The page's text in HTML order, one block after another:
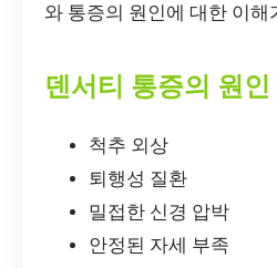
와 통증의 원인에 대한 이해
덴서티 통증의 원인
척추 외상
퇴행성 질환
밀접한 신경 압박
안정된 자세 부족